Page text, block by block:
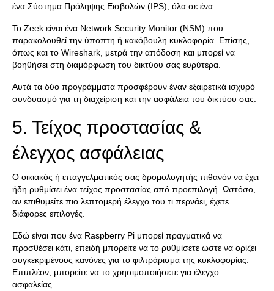
ένα Σύστημα Πρόληψης Εισβολών (IPS), όλα σε ένα.
Το Zeek είναι ένα Network Security Monitor (NSM) που
παρακολουθεί την ύποπτη ή κακόβουλη κυκλοφορία. Επίσης,
όπως και το Wireshark, μετρά την απόδοση και μπορεί να
βοηθήσει στη διαμόρφωση του δικτύου σας ευρύτερα.
Αυτά τα δύο προγράμματα προσφέρουν έναν εξαιρετικά ισχυρό
συνδυασμό για τη διαχείριση και την ασφάλεια του δικτύου σας.
5. Τείχος προστασίας &
έλεγχος ασφάλειας
Ο οικιακός ή επαγγελματικός σας δρομολογητής πιθανόν να έχει
ήδη ρυθμίσει ένα τείχος προστασίας από προεπιλογή. Ωστόσο,
αν επιθυμείτε πιο λεπτομερή έλεγχο του τι περνάει, έχετε
διάφορες επιλογές.
Εδώ είναι που ένα Raspberry Pi μπορεί πραγματικά να
προσθέσει κάτι, επειδή μπορείτε να το ρυθμίσετε ώστε να ορίζει
συγκεκριμένους κανόνες για το φιλτράρισμα της κυκλοφορίας.
Επιπλέον, μπορείτε να το χρησιμοποιήσετε για έλεγχο
ασφαλείας.